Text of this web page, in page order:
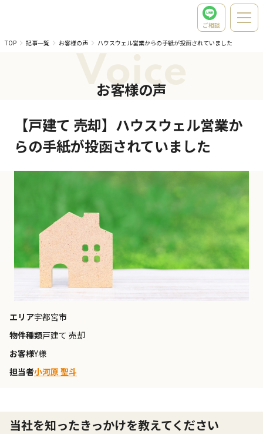
ご相談
TOP
記事一覧 お客様の声 ハウスウェル営業からの手紙が投函されていました
Voice
お客様の声
【戸建て 売却】ハウスウェル営業か
らの手紙が投函されていました
エリア宇都宮市
物件種類戸建て 売却
お客様Y様
担当者小河原 聖斗
当社を知ったきっかけを教えてください